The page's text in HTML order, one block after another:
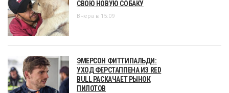
СВОЮ НОВУЮ СОБАКУ
Вчера в 15:09
ЭМЕРСОН ФИТТИПАЛЬДИ:
УХОД ФЕРСТАППЕНА ИЗ RED
BULL РАСКАЧАЕТ РЫНОК
ПИЛОТОВ